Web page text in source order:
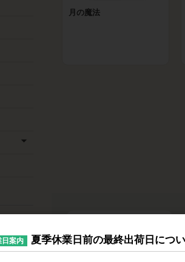
月の魔法
日案内 夏季休業日前の最終出荷日につ